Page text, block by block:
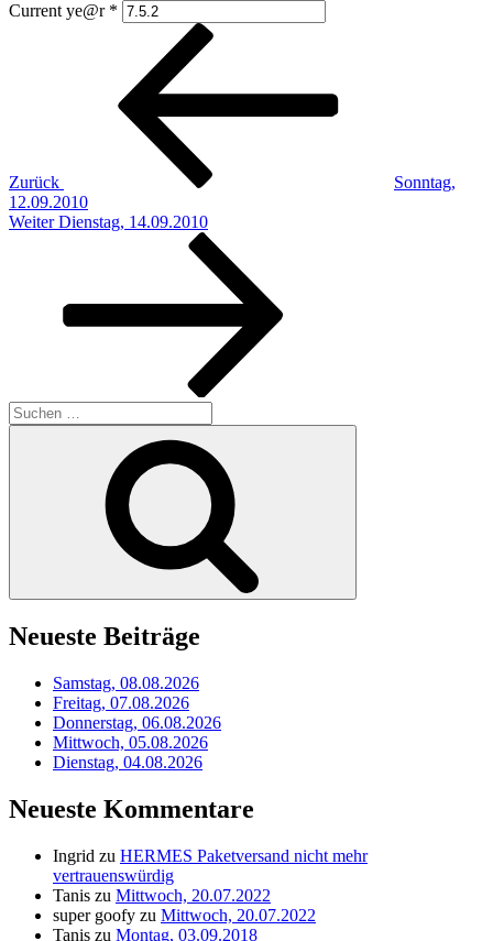
Current ye@r *
Beitragsnavigation
Zurück
Sonntag,
12.09.2010
Nächster
Weiter Dienstag, 14.09.2010
Suchen
nach:
Neueste Beiträge
Samstag, 08.08.2026
Freitag, 07.08.2026
Donnerstag, 06.08.2026
Mittwoch, 05.08.2026
Dienstag, 04.08.2026
Neueste Kommentare
Ingrid zu HERMES Paketversand nicht mehr
vertrauenswürdig
Tanis zu Mittwoch, 20.07.2022
super goofy zu Mittwoch, 20.07.2022
Tanis zu Montag, 03.09.2018